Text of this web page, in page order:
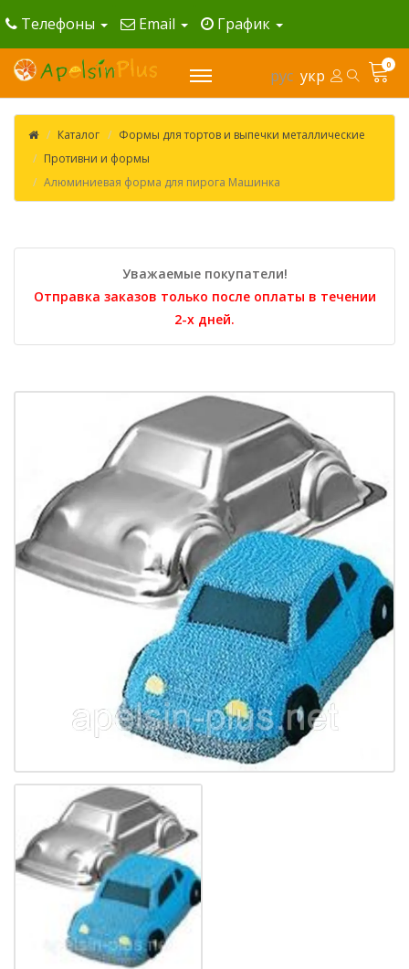
Телефоны Email График
рус укр
0
Каталог
Формы для тортов и выпечки металлические
Противни и формы
Алюминиевая форма для пирога Машинка
Уважаемые покупатели!
Отправка заказов только после оплаты в течении
2-х дней.